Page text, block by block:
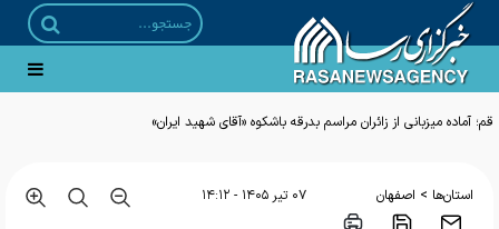
قم؛ آماده میزبانی از زائران مراسم بدرقه باشکوه «آقای شهید ایران»
استان‌ها > اصفهان ۰۷ تير ۱۴۰۵ - ۱۴:۱۲